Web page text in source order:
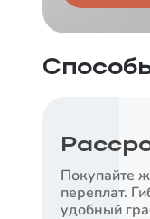
Ставка
30 лет
Ставка
Покупайте
переплат.
удобный